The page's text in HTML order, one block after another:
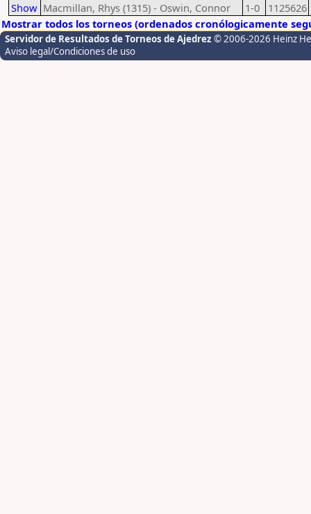
Show Macmillan, Rhys (1315) - Oswin, Connor 1-0
1125626
Mostrar todos los torneos (ordenados cronólogicamente
Servidor de Resultados de Torneos de Ajedrez © 2006-2026 Heinz
Aviso legal/Condiciones de uso